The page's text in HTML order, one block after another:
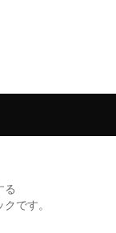
る
です。